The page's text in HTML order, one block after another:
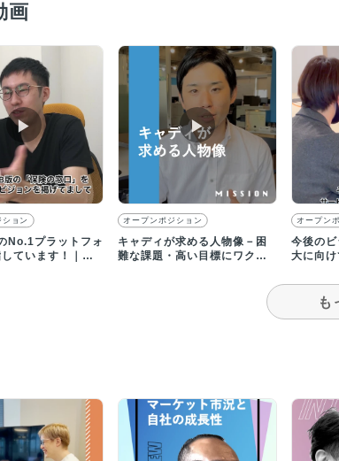
画
▶︎
ョン
No.1プラットフォ
ています！｜求
▶︎
オープンポジション
キャディが求める人物像－困
難な課題・高い目標にワクワ
オープン
今後の
大に向
も